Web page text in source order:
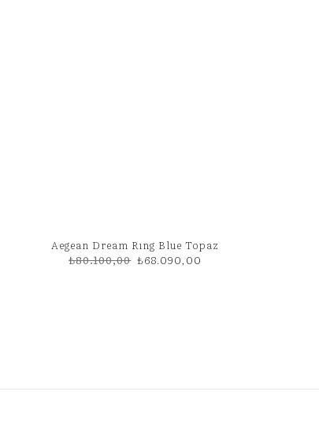
Aegean Dream Rıng Blue Topaz
₺80.100,00 Orijinal
fiyat:
₺68.090,00